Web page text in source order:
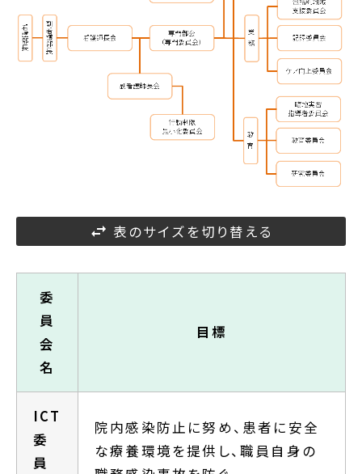
表のサイズを切り替える
委
員
会
名
目標
ICT
委
員
院内感染防止に努め、患者に安全
な療養環境を提供し、職員自身の